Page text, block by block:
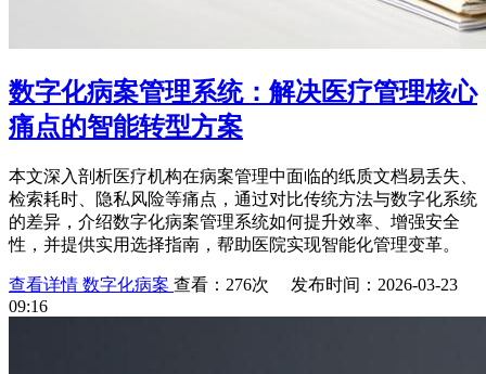
数字化病案管理系统：解决医疗管理核心
痛点的智能转型方案
本文深入剖析医疗机构在病案管理中面临的纸质文档易丢失、
检索耗时、隐私风险等痛点，通过对比传统方法与数字化系统
的差异，介绍数字化病案管理系统如何提升效率、增强安全
性，并提供实用选择指南，帮助医院实现智能化管理变革。
查看详情 数字化病案 查看：276次 发布时间：2026-03-23
09:16